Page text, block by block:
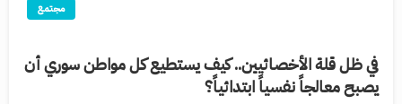
مجتمع
في ظل قلة الأخصائيين.. كيف يستطيع كل مواطن سوري أن
يصبح معالجاً نفسياً ابتدائياً؟